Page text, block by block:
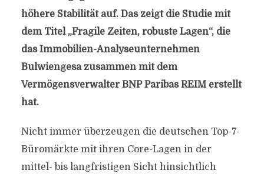
höhere Stabilität auf. Das zeigt die Studie mit
dem Titel „Fragile Zeiten, robuste Lagen“, die
das Immobilien-Analyseunternehmen
Bulwiengesa zusammen mit dem
Vermögensverwalter BNP Paribas REIM erstellt
hat.
Nicht immer überzeugen die deutschen Top-7-
Büromärkte mit ihren Core-Lagen in der
mittel- bis langfristigen Sicht hinsichtlich